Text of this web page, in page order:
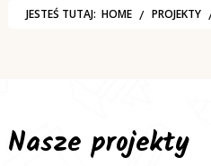
JESTEŚ TUTAJ: HOME PROJEKTY
Nasze projekty